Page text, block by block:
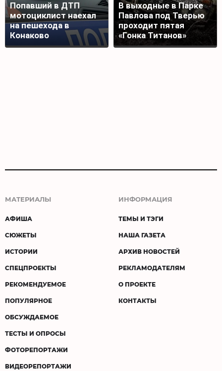
Попавший в ДТП
мотоциклист наехал
на пешехода в
Конаково
В выходные в Парке
Павлова под Тверью
проходит пятая
«Гонка Титанов»
МАТЕРИАЛЫ
АФИША
СЮЖЕТЫ
ИСТОРИИ
СПЕЦПРОЕКТЫ
РЕКОМЕНДУЕМОЕ
ПОПУЛЯРНОЕ
ОБСУЖДАЕМОЕ
ТЕСТЫ И ОПРОСЫ
ФОТОРЕПОРТАЖИ
ВИДЕОРЕПОРТАЖИ
ИНФОРМАЦИЯ
ТЕМЫ И ТЭГИ
НАША ГАЗЕТА
АРХИВ НОВОСТЕЙ
РЕКЛАМОДАТЕЛЯМ
О ПРОЕКТЕ
КОНТАКТЫ